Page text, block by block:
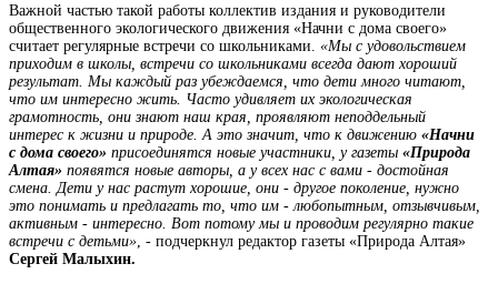
Важной частью такой работы коллектив издания и руководители
общественного экологического движения «Начни с дома своего»
считает регулярные встречи со школьниками. «Мы с удовольствием
приходим в школы, встречи со школьниками всегда дают хороший
результат. Мы каждый раз убеждаемся, что дети много читают,
что им интересно жить. Часто удивляет их экологическая
грамотность, они знают наш края, проявляют неподдельный
интерес к жизни и природе. А это значит, что к движению «Начни
с дома своего» присоединятся новые участники, у газеты «Природа
Алтая» появятся новые авторы, а у всех нас с вами - достойная
смена. Дети у нас растут хорошие, они - другое поколение, нужно
это понимать и предлагать то, что им - любопытным, отзывчивым,
активным - интересно. Вот потому мы и проводим регулярно такие
встречи с детьми» , - подчеркнул редактор газеты «Природа Алтая»
Сергей Малыхин.